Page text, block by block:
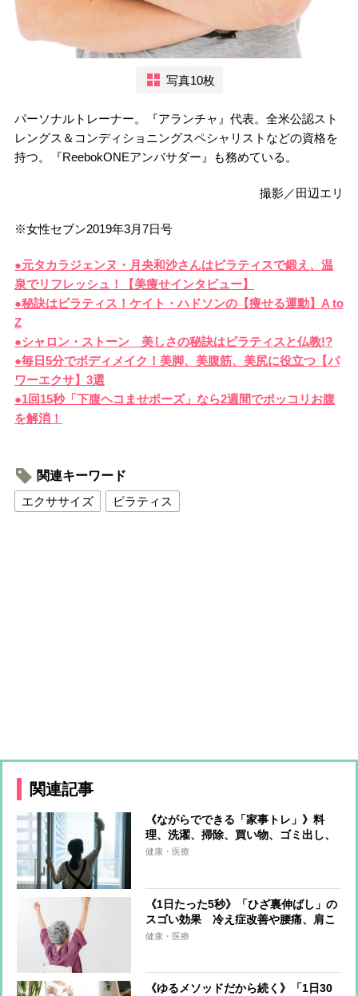
写真10枚
パーソナルトレーナー。『アランチャ』代表。全米公認スト
レングス＆コンディショニングスペシャリストなどの資格を
持つ。『ReebokONEアンバサダー』も務めている。
撮影／田辺エリ
※女性セブン2019年3月7日号
●元タカラジェンヌ・月央和沙さんはピラティスで鍛え、温
泉でリフレッシュ！【美痩せインタビュー】
●秘訣はピラティス！ケイト・ハドソンの【痩せる運動】A to
Z
●シャロン・ストーン 美しさの秘訣はピラティスと仏教!?
●毎日5分でボディメイク！美脚、美腹筋、美尻に役立つ【パ
ワーエクサ】3選
●1回15秒「下腹ヘコませポーズ」なら2週間でポッコリお腹
を解消！
関連キーワード
エクササイズ
ピラティス
関連記事
《ながらでできる「家事トレ」》料
理、洗濯、掃除、買い物、ゴミ出し、
水やり…すべてをエクササイズに！ト
健康・医療
《1日たった5秒》「ひざ裏伸ばし」の
スゴい効果 冷え症改善や腰痛、肩こ
り、片頭痛の軽減も
健康・医療
《ゆるメソッドだから続く》「1日30